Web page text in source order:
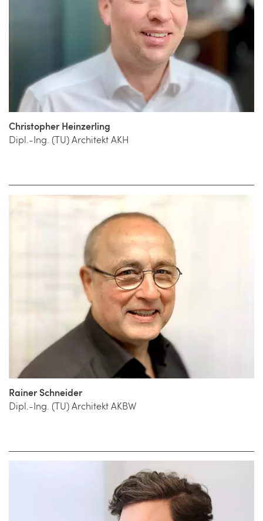
Christopher Heinzerling
Dipl.-Ing. (TU) Architekt AKH
Rainer Schneider
Dipl.-Ing. (TU) Architekt AKBW